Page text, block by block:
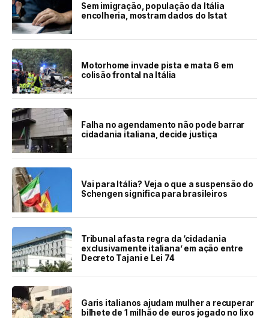
Sem imigração, população da Itália
encolheria, mostram dados do Istat
Motorhome invade pista e mata 6 em
colisão frontal na Itália
Falha no agendamento não pode barrar
cidadania italiana, decide justiça
Vai para Itália? Veja o que a suspensão do
Schengen significa para brasileiros
Tribunal afasta regra da ‘cidadania
exclusivamente italiana’ em ação entre
Decreto Tajani e Lei 74
Garis italianos ajudam mulher a recuperar
bilhete de 1 milhão de euros jogado no lixo